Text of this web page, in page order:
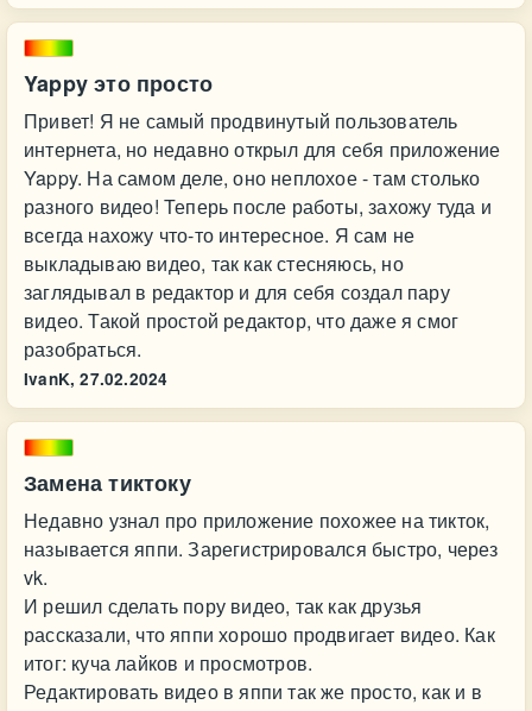
Yappy это просто
Привет! Я не самый продвинутый пользователь
интернета, но недавно открыл для себя приложение
Yappy. На самом деле, оно неплохое - там столько
разного видео! Теперь после работы, захожу туда и
всегда нахожу что-то интересное. Я сам не
выкладываю видео, так как стесняюсь, но
заглядывал в редактор и для себя создал пару
видео. Такой простой редактор, что даже я смог
разобраться.
IvanK, 27.02.2024
Замена тиктоку
Недавно узнал про приложение похожее на тикток,
называется яппи. Зарегистрировался быстро, через
vk.
И решил сделать пору видео, так как друзья
рассказали, что яппи хорошо продвигает видео. Как
итог: куча лайков и просмотров.
Редактировать видео в яппи так же просто, как и в